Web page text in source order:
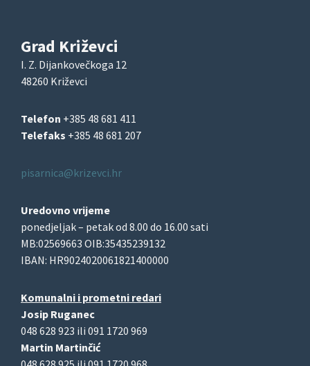
Grad Križevci
I. Z. Dijankovečkoga 12
48260 Križevci
Telefon +385 48 681 411
Telefaks +385 48 681 207
pisarnica@krizevci.hr
Uredovno vrijeme
ponedjeljak – petak od 8.00 do 16.00 sati
MB:02569663 OIB:35435239132
IBAN: HR9024020061821400000
Komunalni i prometni redari
Josip Ruganec
048 628 923 ili 091 1720 969
Martin Martinčić